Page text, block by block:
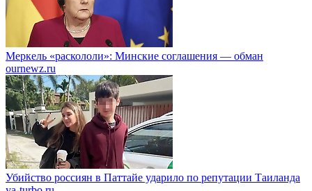
Меркель «раскололи»: Минские соглашения — обман
ournewz.ru
Убийство россиян в Паттайе ударило по репутации Таиланда